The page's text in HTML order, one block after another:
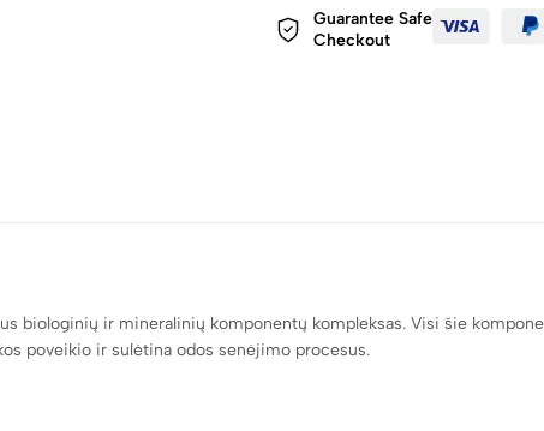
Guarantee Safe
Checkout
biologinių ir mineralinių komponentų kompleksas. Visi šie
poveikio ir sulėtina odos senėjimo procesus.